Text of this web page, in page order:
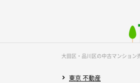
大田区・品川区の中古マンション
東京 不動産